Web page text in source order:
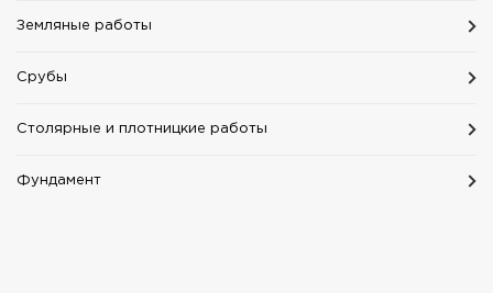
Земляные работы
Срубы
Столярные и плотницкие работы
Фундамент